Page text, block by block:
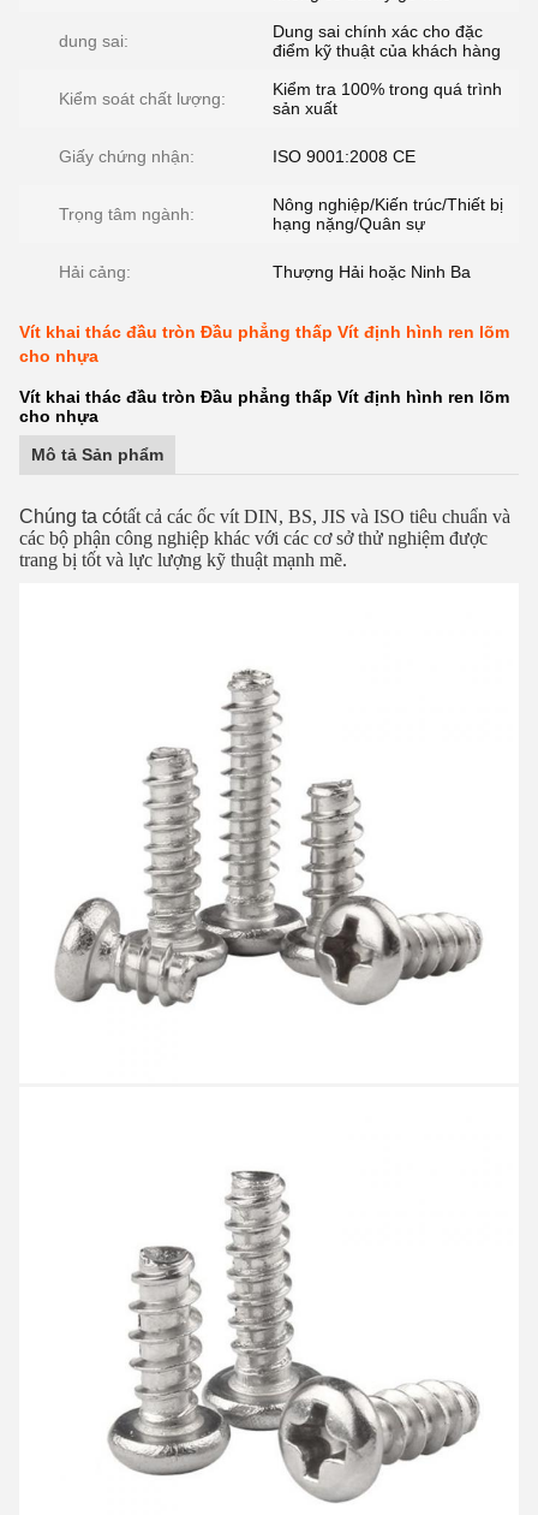
dung sai:
Dung sai chính xác cho đặc
điểm kỹ thuật của khách hàng
Kiểm soát chất lượng:
Kiểm tra 100% trong quá trình
sản xuất
Giấy chứng nhận: ISO 9001:2008 CE
Trọng tâm ngành:
Nông nghiệp/Kiến trúc/Thiết bị
hạng nặng/Quân sự
Hải cảng: Thượng Hải hoặc Ninh Ba
Vít khai thác đầu tròn Đầu phẳng thấp Vít định hình ren lõm
cho nhựa
Vít khai thác đầu tròn Đầu phẳng thấp Vít định hình ren lõm
cho nhựa
Mô tả Sản phẩm
Chúng ta cótất cả các ốc vít DIN, BS, JIS và ISO tiêu chuẩn và
các bộ phận công nghiệp khác với các cơ sở thử nghiệm được
trang bị tốt và lực lượng kỹ thuật mạnh mẽ.